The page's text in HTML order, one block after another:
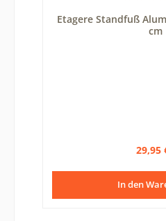
Etagere Standfuß
cm
29,95
In den